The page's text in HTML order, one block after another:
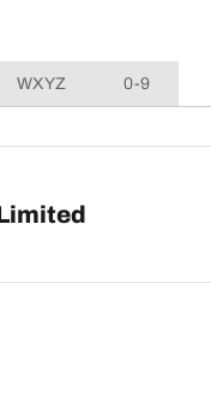
WXYZ 0-9